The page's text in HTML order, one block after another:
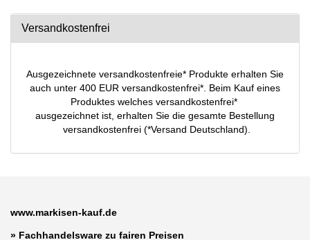
Versandkostenfrei
Ausgezeichnete versandkostenfreie* Produkte erhalten Sie
auch unter 400 EUR versandkostenfrei*. Beim Kauf eines
Produktes welches versandkostenfrei*
ausgezeichnet ist, erhalten Sie die gesamte Bestellung
versandkostenfrei (*Versand Deutschland).
www.markisen-kauf.de
» Fachhandelsware zu fairen Preisen